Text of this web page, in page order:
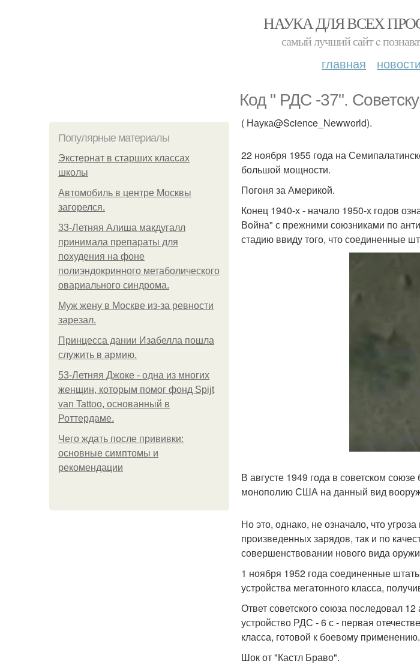
НАУКА ДЛЯ ВСЕХ
самый лучший сайт c
главная новости
Код " РДС -37".
Популярные материалы
Экстернат в старших классах
школы
Автомобиль в центре Москвы
загорелся.
33-Летняя Алиша макдугалл
принимала препараты для
похудения на фоне
полиэндокринного метаболического
овариального синдрома.
Mуж жену в Москве из-за ревности
зарезал.
Принцесса дании Изабелла пошла
служить в армию.
53-Летняя Джоке - одна из многих
женщин, которым помог фонд Spijt
van Tattoo, основанный в
Роттердаме.
Чего ждать после прививки:
основные симптомы и
рекомендации
( Наука@Science_Newworld).
22 ноября 1955 года на
большой мощности.
Погоня за Америкой.
Конец 1940-х - начало 1950-х годов
Война" с прежними союзниками по
стадию ввиду того, что соединенные
В августе 1949 года в советском
монополию США на данный вид
Но это, однако, не означало, что
произведенных зарядов, так и по
совершенствовании нового вида
1 ноября 1952 года соединенные
устройства мегатонного класса,
Ответ советского союза последовал
устройство РДС - 6 с - первая
класса, готовой к боевому применению.
Шок от "Кастл Браво".